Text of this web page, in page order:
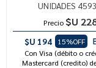
UNIDADES
Precio $U
$U 194
15%OFF
Con Visa (débito o
Mastercard (credito)